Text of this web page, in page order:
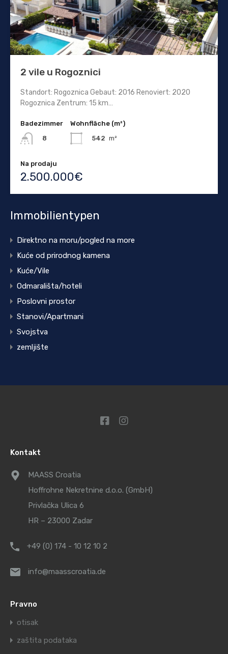
2 vile u Rogoznici
Standort: Rogoznica Gebaut: 2016 Renoviert: 2020
Rogoznica Zentrum: 15 km…
Badezimmer
8
Wohnfläche (m²)
542 m²
Na prodaju
2.500.000€
Immobilientypen
Direktno na moru/pogled na more
Kuće od prirodnog kamena
Kuće/Vile
Odmarališta/hoteli
Poslovni prostor
Stanovi/Apartmani
Svojstva
zemljište
Kontakt
MAASS Croatia
Hoffrohne Nekretnine d.o.o. (GmbH)
Privlačka Ulica 6
HR – 23000 Zadar
+49 (0) 174 - 10 12 10 2
info@maasscroatia.de
Pravno
otisak
zaštita podataka